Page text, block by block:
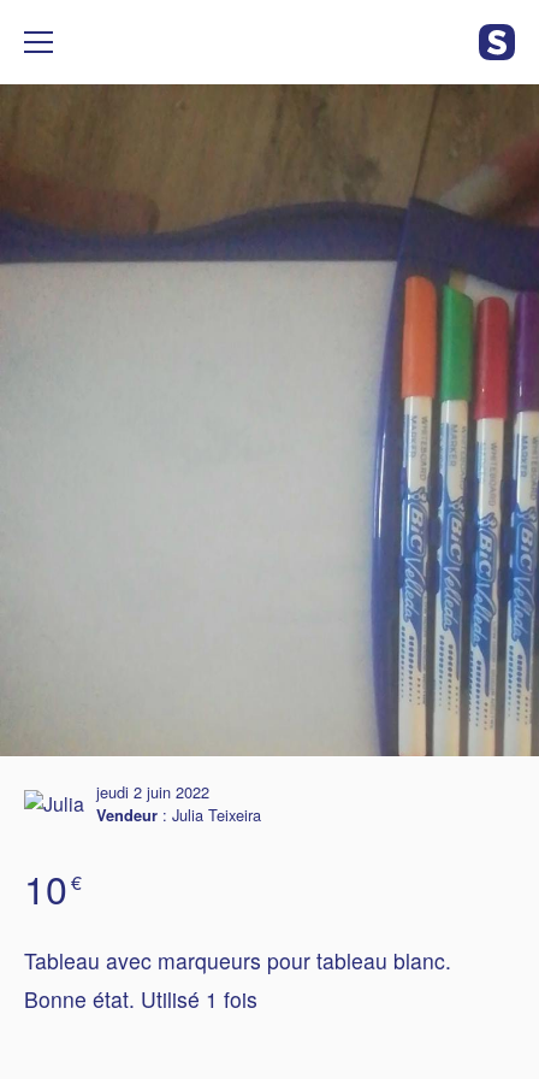
jeudi 2 juin 2022
Vendeur : Julia Teixeira
10€
Tableau avec marqueurs pour tableau blanc.
Bonne état. Utilisé 1 fois